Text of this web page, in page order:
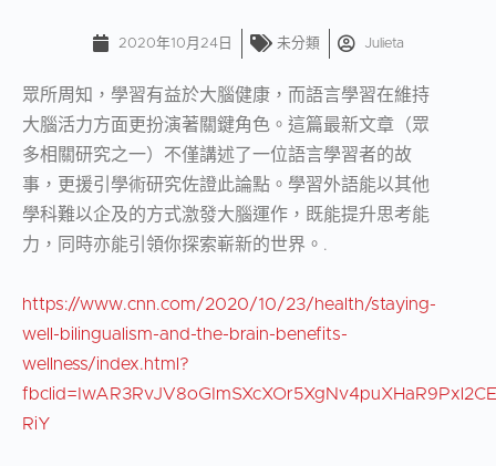
2020年10月24日 未分類 Julieta
眾所周知，學習有益於大腦健康，而語言學習在維持
大腦活力方面更扮演著關鍵角色。這篇最新文章（眾
多相關研究之一）不僅講述了一位語言學習者的故
事，更援引學術研究佐證此論點。學習外語能以其他
學科難以企及的方式激發大腦運作，既能提升思考能
力，同時亦能引領你探索嶄新的世界。.
https://www.cnn.com/2020/10/23/health/staying-
well-bilingualism-and-the-brain-benefits-
wellness/index.html?
RiY